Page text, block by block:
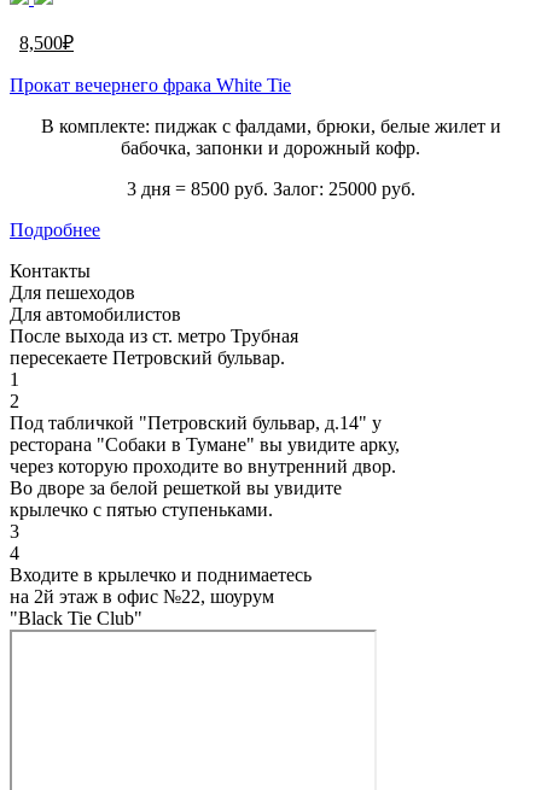
8,500₽
Прокат вечернего фрака White Tie
В комплекте: пиджак с фалдами, брюки, белые жилет и
бабочка, запонки и дорожный кофр.
3 дня = 8500 руб. Залог: 25000 руб.
Подробнее
Контакты
Для пешеходов
Для автомобилистов
После выхода из ст. метро Трубная
пересекаете Петровский бульвар.
1
2
Под табличкой "Петровский бульвар, д.14" у
ресторана "Собаки в Тумане" вы увидите арку,
через которую проходите во внутренний двор.
Во дворе за белой решеткой вы увидите
крылечко с пятью ступеньками.
3
4
Входите в крылечко и поднимаетесь
на 2й этаж в офис №22, шоурум
"Black Tie Club"